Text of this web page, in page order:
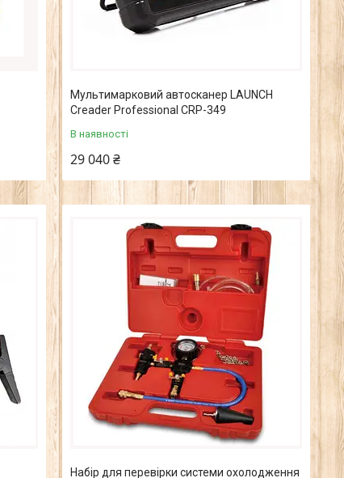
Мультимарковий автосканер LAUNCH
Creader Professional CRP-349
В наявності
29 040 ₴
Набір для перевірки системи охолодження